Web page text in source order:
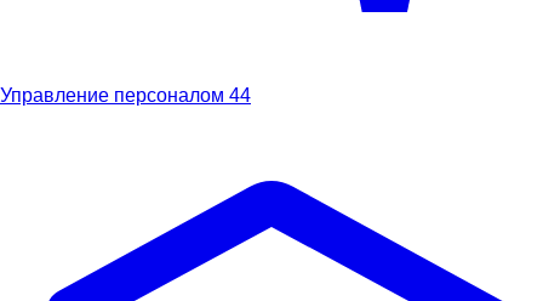
Управление персоналом 44